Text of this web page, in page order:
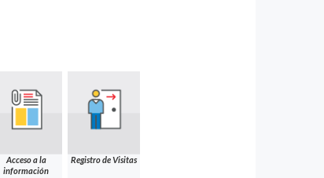
Acceso a la
información
Registro de Visitas